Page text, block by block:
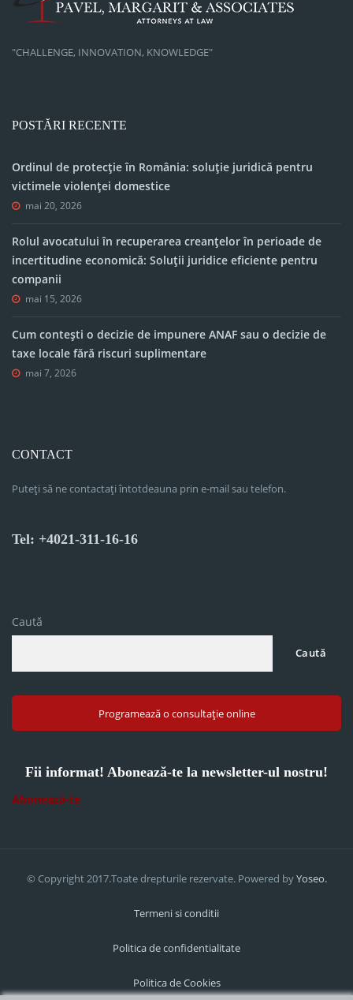
"CHALLENGE, INNOVATION, KNOWLEDGE"
POSTĂRI RECENTE
Ordinul de protecție în România: soluție juridică pentru
victimele violenței domestice
mai 20, 2026
Rolul avocatului în recuperarea creanțelor în perioade de
incertitudine economică: Soluții juridice eficiente pentru
companii
mai 15, 2026
Cum contești o decizie de impunere ANAF sau o decizie de
taxe locale fără riscuri suplimentare
mai 7, 2026
CONTACT
Puteți să ne contactați întotdeauna prin e-mail sau telefon.
Tel: +4021-311-16-16
Caută
Caută
Programează o consultație online
Fii informat! Abonează-te la newsletter-ul nostru!
Abonează-te
© Copyright 2017.Toate drepturile rezervate. Powered byYoseo.
Termeni si conditii
Politica de confidentialitate
Politica de Cookies